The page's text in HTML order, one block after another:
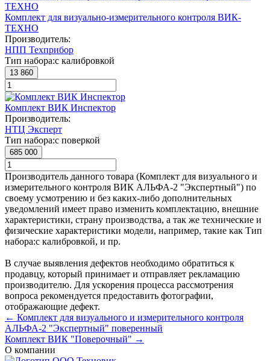
Комплект для визуально-измерительного контроля ВИК-
ТЕХНО
Производитель:
НПП Техприбор
Тип набора:с калибровкой
13 860
Комплект ВИК Инспектор
Производитель:
НТЦ Эксперт
Тип набора:с поверкой
685 000
Производитель данного товара (Комплект для визуального и
измерительного контроля ВИК АЛЬФА-2 "Экспертный") по
своему усмотрению и без каких-либо дополнительных
уведомлений имеет право изменить комплектацию, внешние
характеристики, страну производства, а так же технические и
физические характеристики модели, например, такие как Тип
набора:с калибровкой, и пр.
В случае выявления дефектов необходимо обратиться к
продавцу, который принимает и отправляет рекламацию
производителю. Для ускорения процесса рассмотрения
вопроса рекомендуется предоставить фотографии,
отображающие дефект.
← Комплект для визуального и измерительного контроля
АЛЬФА-2 "Экспертный" поверенный
Комплект ВИК "Поверочный" →
О компании